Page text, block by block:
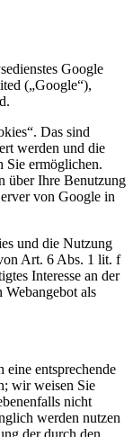
Google
(„Google“),
Das sind
werden und die
Sie ermöglichen.
über Ihre Benutzung
von Google in
und die Nutzung
Art. 6 Abs. 1 lit. f
Interesse an der
Webangebot als
eine entsprechende
wir weisen Sie
nicht
werden nutzen
der durch den